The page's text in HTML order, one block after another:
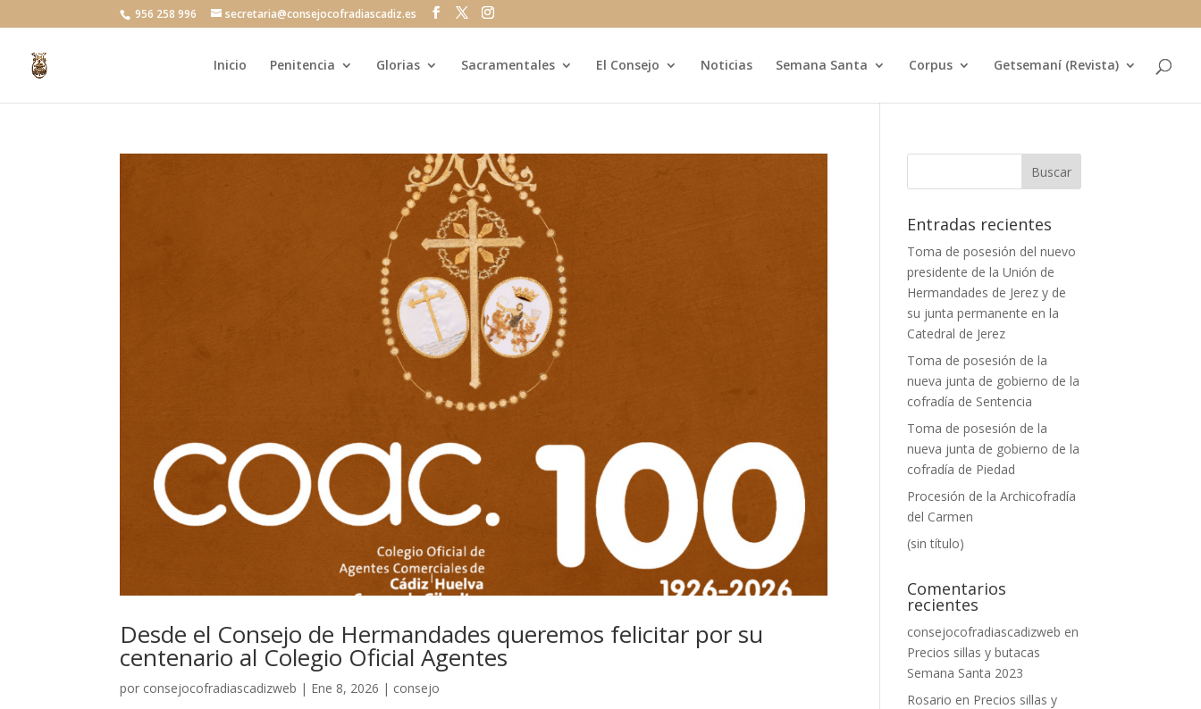
956 258 996 secretaria@consejocofradiascadiz.es
Inicio Penitencia Glorias Sacramentales El Consejo Noticias Semana Santa Corpus Getsemaní (Revista)
Desde el Consejo de Hermandades queremos felicitar por su
centenario al Colegio Oficial Agentes
por consejocofradiascadizweb | Ene 8, 2026 | consejo
Entradas recientes
Toma de posesión del nuevo
presidente de la Unión de
Hermandades de Jerez y de
su junta permanente en la
Catedral de Jerez
Toma de posesión de la
nueva junta de gobierno de la
cofradía de Sentencia
Toma de posesión de la
nueva junta de gobierno de la
cofradía de Piedad
Procesión de la Archicofradía
del Carmen
(sin título)
Comentarios
recientes
consejocofradiascadizweb en
Precios sillas y butacas
Semana Santa 2023
Rosario en Precios sillas y